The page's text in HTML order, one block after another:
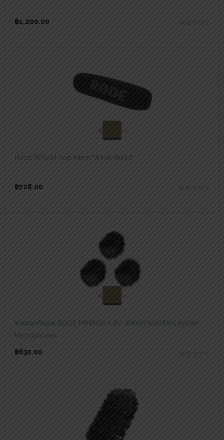
฿1,200.00
สอบถามและสั่งซื้อสินค้า
Rode WSVM Pop Filter/Wind Shield
฿728.00
ขนแมวกันลม RODE MINIFUR-LAV Windshield for Lavalier
Microphones
฿630.00